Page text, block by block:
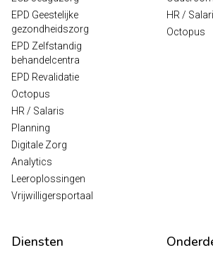
EPD Geestelijke
gezondheidszorg
EPD Zelfstandig
behandelcentra
EPD Revalidatie
Octopus
HR / Salaris
Planning
Digitale Zorg
Analytics
Leeroplossingen
Vrijwilligersportaal
HR /
Octopus
Diensten